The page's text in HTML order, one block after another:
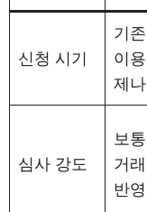
신청 시기
기
이
제나
심사 강도
보
거
반